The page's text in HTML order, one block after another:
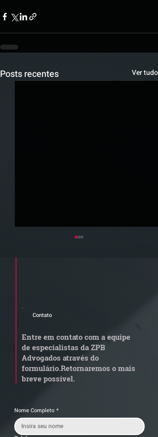
Posts recentes Ver tudo
INFORMATIVO
TRANSPORTE E
LOGÍSTICA #76
Contato
Entre em contato com a equipe
de especialistas da ZPB
Advogados através do
formulário.Retornaremos o mais
breve possível.
Nome Completo *